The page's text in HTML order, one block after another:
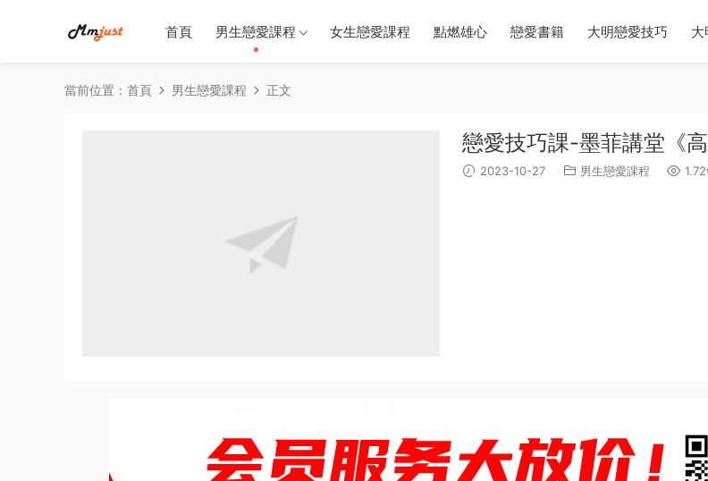
首頁 男生戀愛課程 女生戀愛課程 點燃雄心 戀愛書籍 大明戀愛技巧 大
當前位置： 首頁 男生戀愛課程 正文
戀愛技巧課-墨菲講堂《高
2023-10-27 男生戀愛課程